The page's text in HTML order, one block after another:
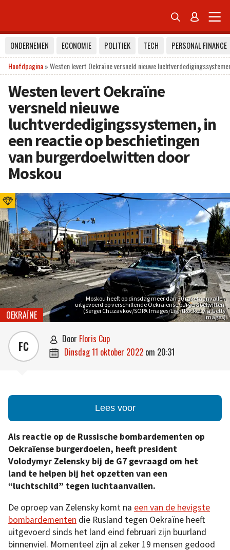
 
ONDERNEMEN ECONOMIE POLITIEK TECH
PERSONAL FINANCE
Hoofdpagina»Westen levert Oekraïne versneld nieuwe
Westen levert Oekraïne
versneld nieuwe
luchtverdedigingssystemen, in
een reactie op beschietingen
van burgerdoelwitten door
Moskou
Moskou heeft op dinsdag meer dan 30 raketaanvallen
uitgevoerd op verschillende Oekraïense burgerdoelwitten.
(Sergei Chuzavkov/SOPA Images/LightRocket via Getty
Images)
OEKRAÏNE
FC  door Floris Cup
 dinsdag 11 oktober 2022 om 20:31
Lees voor
Als reactie op de Russische bombardementen op
Oekraïense burgerdoelen, heeft president
Volodymyr Zelensky bij de G7 gevraagd om het
land te helpen bij het opzetten van een
“luchtschild” tegen luchtaanvallen.
De oproep van Zelensky komt na een van de hevigste
bombardementen die Rusland tegen Oekraïne heeft
uitgevoerd sinds het land eind februari zijn buurland
binnenviel. Momenteel zijn al zeker 19 mensen gedood